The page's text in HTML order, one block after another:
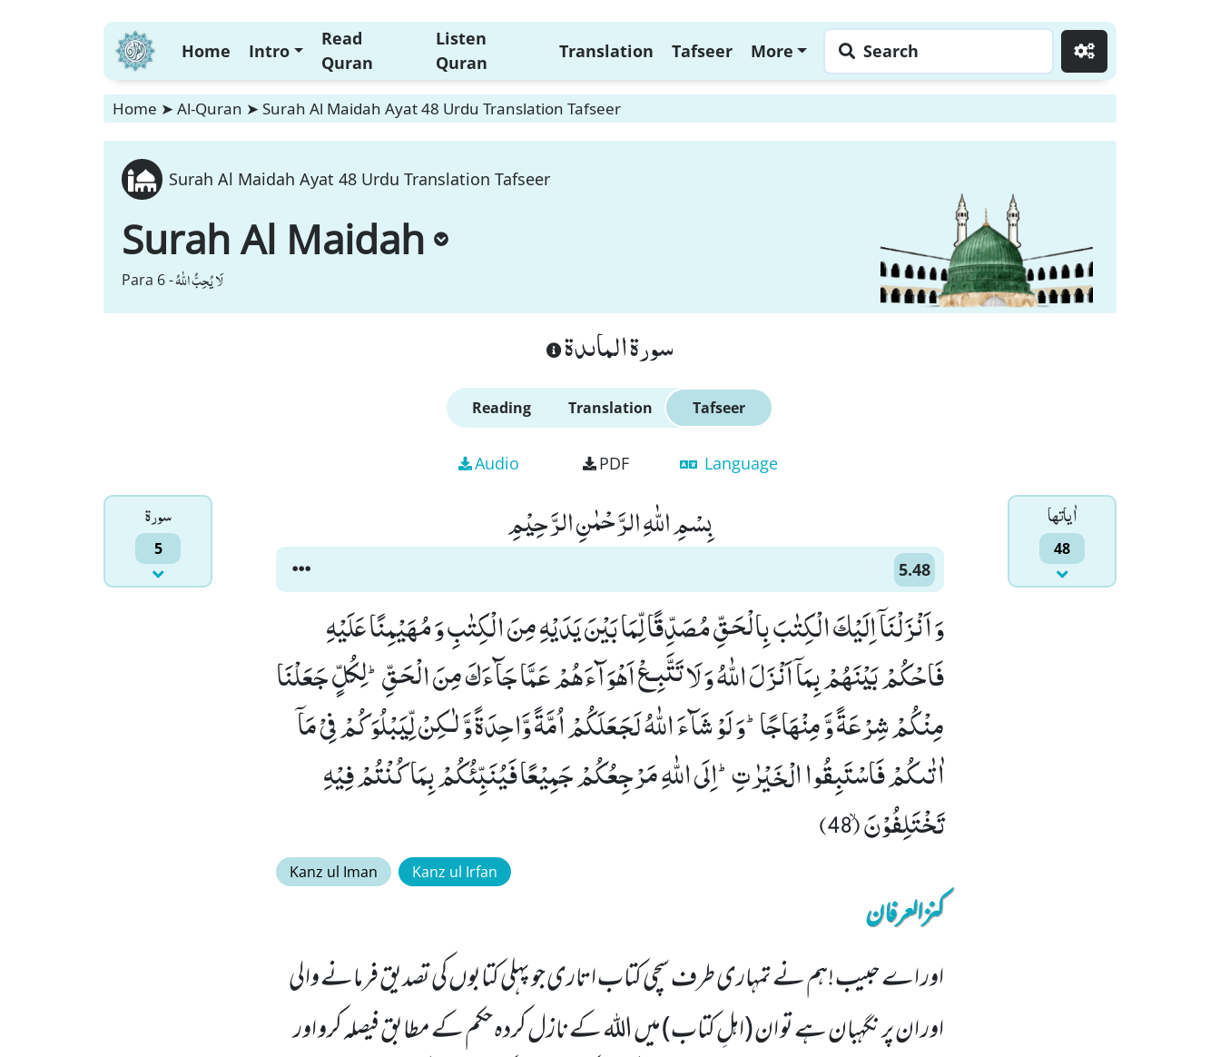
Home Intro
Read
Quran
Listen
Quran
Translation Tafseer More Search
Home ➤ Al-Quran ➤ Surah Al Maidah Ayat 48 Urdu Translation Tafseer
Surah Al Maidah Ayat 48 Urdu Translation Tafseer
Surah Al Maidah
Para 6 -لَا یُحِبُّ اللّٰهُ
سورة الماىدة
Reading Translation Tafseer
Audio PDF Language
سورۃ
5
اٰياتها
48
بِسْمِ اللّٰهِ الرَّحْمٰنِ الرَّحِیْمِ
5.48
وَ اَنْزَلْنَاۤ اِلَیْكَ الْكِتٰبَ بِالْحَقِّ مُصَدِّقًا لِّمَا بَیْنَ یَدَیْهِ مِنَ الْكِتٰبِ وَ مُهَیْمِنًا عَلَیْهِ
فَاحْكُمْ بَیْنَهُمْ بِمَاۤ اَنْزَلَ اللّٰهُ وَ لَا تَتَّبِـعْ اَهْوَآءَهُمْ عَمَّا جَآءَكَ مِنَ الْحَقِّؕ-لِكُلٍّ جَعَلْنَا
مِنْكُمْ شِرْعَةً وَّ مِنْهَاجًاؕ-وَ لَوْ شَآءَ اللّٰهُ لَجَعَلَكُمْ اُمَّةً وَّاحِدَةً وَّ لٰـكِنْ لِّیَبْلُوَكُمْ فِیْ مَاۤ
اٰتٰىكُمْ فَاسْتَبِقُوا الْخَیْرٰتِؕ-اِلَى اللّٰهِ مَرْجِعُكُمْ جَمِیْعًا فَیُنَبِّئُكُمْ بِمَا كُنْتُمْ فِیْهِ
تَخْتَلِفُوْنَۙ (48)
Kanz ul Iman Kanz ul Irfan
کنزالعرفان
اور اے حبیب !ہم نے تمہاری طرف سچی کتاب اتاری جو پہلی کتابوں کی تصدیق فرمانے والی
اور ان پر نگہبان ہے تو ان (اہلِ کتاب) میں اللہ کے نازل کردہ حکم کے مطابق فیصلہ کرو اور